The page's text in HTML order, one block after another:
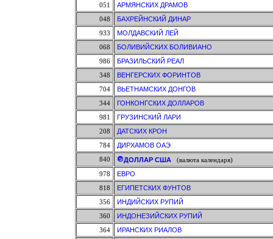
051
АРМЯНСКИХ ДРАМОВ
048
БАХРЕЙНСКИЙ ДИНАР
933
МОЛДАВСКИЙ ЛЕЙ
068
БОЛИВИЙСКИХ БОЛИВИАНО
986
БРАЗИЛЬСКИЙ РЕАЛ
348
ВЕНГЕРСКИХ ФОРИНТОВ
704
ВЬЕТНАМСКИХ ДОНГОВ
344
ГОНКОНГСКИХ ДОЛЛАРОВ
981
ГРУЗИНСКИЙ ЛАРИ
208
ДАТСКИХ КРОН
784
ДИРХАМОВ ОАЭ
840
ДОЛЛАР США(валюта календаря)
978
ЕВРО
818
ЕГИПЕТСКИХ ФУНТОВ
356
ИНДИЙСКИХ РУПИЙ
360
ИНДОНЕЗИЙСКИХ РУПИЙ
364
ИРАНСКИХ РИАЛОВ